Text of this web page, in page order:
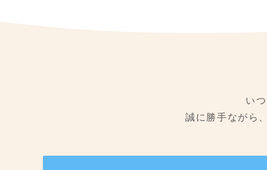
い
誠に勝手ながら